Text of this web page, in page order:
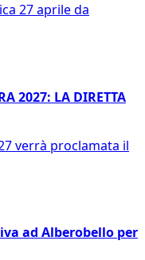
27 aprile da
2027: LA DIRETTA
verrà proclamata il
ad Alberobello per